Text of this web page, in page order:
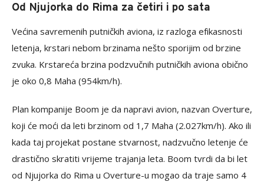
Od Njujorka do Rima za četiri i po sata
Većina savremenih putničkih aviona, iz razloga efikasnosti
letenja, krstari nebom brzinama nešto sporijim od brzine
zvuka. Krstareća brzina podzvučnih putničkih aviona obično
je oko 0,8 Maha (954km/h).
Plan kompanije Boom je da napravi avion, nazvan Overture,
koji će moći da leti brzinom od 1,7 Maha (2.027km/h). Ako ili
kada taj projekat postane stvarnost, nadzvučno letenje će
drastično skratiti vrijeme trajanja leta. Boom tvrdi da bi let
od Njujorka do Rima u Overture-u mogao da traje samo 4